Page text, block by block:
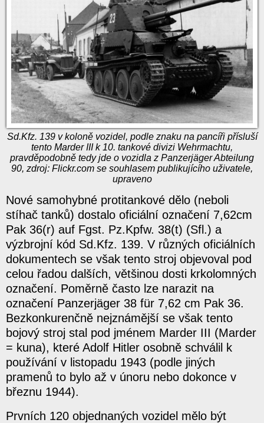
Sd.Kfz. 139 v koloně vozidel, podle znaku na pancíři přísluší
tento Marder III k 10. tankové divizi Wehrmachtu,
pravděpodobně tedy jde o vozidla z Panzerjäger Abteilung
90, zdroj: Flickr.com se souhlasem publikujícího uživatele,
upraveno
Nové samohybné protitankové dělo (neboli
stíhač tanků) dostalo oficiální označení 7,62cm
Pak 36(r) auf Fgst. Pz.Kpfw. 38(t) (Sfl.) a
výzbrojní kód Sd.Kfz. 139. V různých oficiálních
dokumentech se však tento stroj objevoval pod
celou řadou dalších, většinou dosti krkolomných
označení. Poměrně často lze narazit na
označení Panzerjäger 38 für 7,62 cm Pak 36.
Bezkonkurenčně nejznámější se však tento
bojový stroj stal pod jménem Marder III (Marder
= kuna), které Adolf Hitler osobně schválil k
používání v listopadu 1943 (podle jiných
pramenů to bylo až v únoru nebo dokonce v
březnu 1944).
Prvních 120 objednaných vozidel mělo být